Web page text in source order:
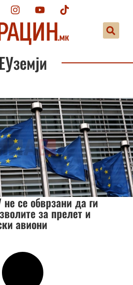
ЕУземји
се обврзани да ги
за прелет и
авиони